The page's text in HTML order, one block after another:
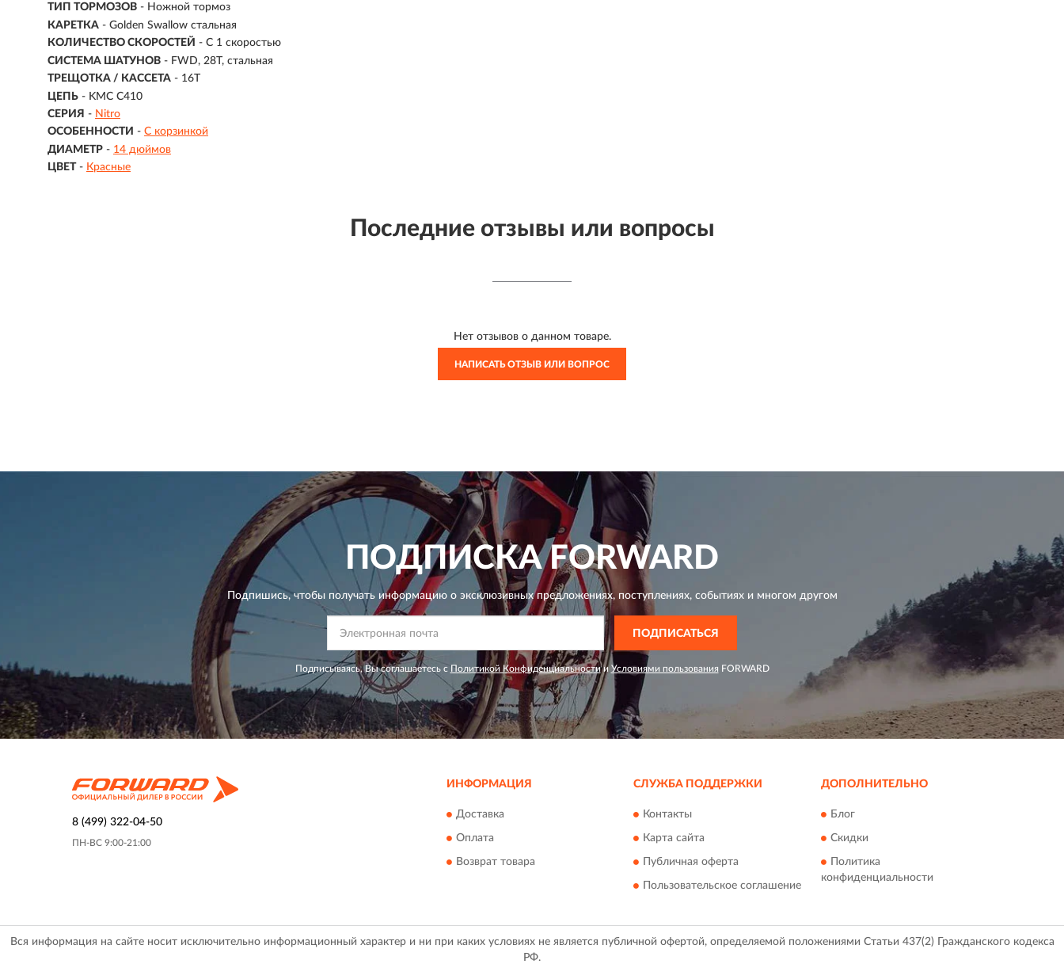
ТИП ТОРМОЗОВ - Ножной тормоз
КАРЕТКА - Golden Swallow стальная
КОЛИЧЕСТВО СКОРОСТЕЙ - С 1 скоростью
СИСТЕМА ШАТУНОВ - FWD, 28T, cтальная
ТРЕЩОТКА / КАССЕТА - 16T
ЦЕПЬ - KMC C410
СЕРИЯ - Nitro
ОСОБЕННОСТИ - С корзинкой
ДИАМЕТР - 14 дюймов
ЦВЕТ - Красные
Последние отзывы или вопросы
Нет отзывов о данном товаре.
НАПИСАТЬ ОТЗЫВ ИЛИ ВОПРОС
ПОДПИСКАFORWARD
Подпишись, чтобы получать информацию о эксклюзивных предложениях,поступлениях, событиях и многом другом
ПОДПИСАТЬСЯ
Подписываясь, Вы соглашаетесь с Политикой Конфиденциальности и Условиями пользования FORWARD
8 (499) 322-04-50
ПН-ВС 9:00-21:00
ИНФОРМАЦИЯ
Доставка
Оплата
Возврат товара
СЛУЖБА ПОДДЕРЖКИ
Контакты
Карта сайта
Публичная оферта
Пользовательское соглашение
ДОПОЛНИТЕЛЬНО
Блог
Скидки
Политика
конфиденциальности
Вся информация на сайте носит исключительно информационный характер и ни при каких условиях не является публичной офертой, определяемой положениями Статьи 437(2) Гражданского кодекса
РФ.